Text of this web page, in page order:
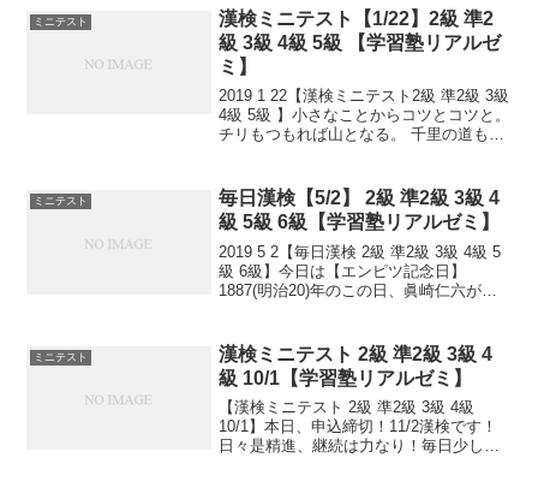
熟語問題などの出来具合が合...
ミニテスト
漢検ミニテスト【1/22】2級 準2
級 3級 4級 5級 【学習塾リアルゼ
ミ】
2019 1 22【漢検ミニテスト2級 準2級 3級
4級 5級 】小さなことからコツとコツと。
チリもつもれば山となる。 千里の道も一
熟語問題などの出来具合が合...
ミニテスト
毎日漢検【5/2】 2級 準2級 3級 4
級 5級 6級【学習塾リアルゼミ】
2019 5 2【毎日漢検 2級 準2級 3級 4級 5
級 6級】今日は【エンピツ記念日】
1887(明治20)年のこの日、眞崎仁六が東
産が始った、とされていますが、...
ミニテスト
漢検ミニテスト 2級 準2級 3級 4
級 10/1【学習塾リアルゼミ】
【漢検ミニテスト 2級 準2級 3級 4級
10/1】本日、申込締切！11/2漢検です！
日々是精進、継続は力なり！毎日少しず